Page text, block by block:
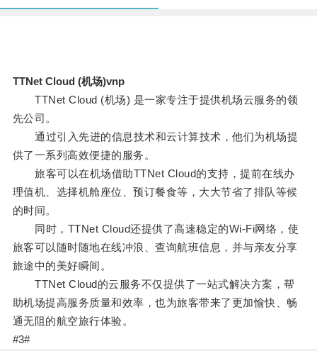
TTNet Cloud (机场)vnp
TTNet Cloud (机场) 是一家专注于提供机场云服务的领
先公司。
通过引入先进的信息技术和云计算技术，他们为机场提
供了一系列高效便捷的服务。
旅客可以在机场借助TTNet Cloud的支持，提前在线办
理值机、选择机舱座位、预订餐食等，大大节省了排队等候
的时间。
同时，TTNet Cloud还提供了高速稳定的Wi-Fi网络，使
旅客可以随时随地在线冲浪、查询航班信息，并与亲友分享
旅途中的美好瞬间。
TTNet Cloud的云服务不仅提供了一站式解决方案，帮
助机场提高服务质量和效率，也为旅客带来了更加愉快、畅
通无阻的航空旅行体验。
#3#